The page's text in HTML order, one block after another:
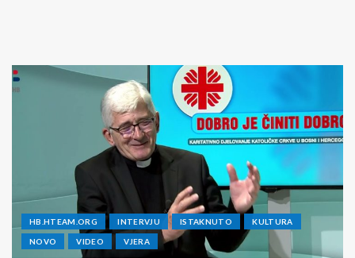
HB.HTEAM.ORG INTERVJU ISTAKNUTO KULTURA
NOVO VIDEO VJERA